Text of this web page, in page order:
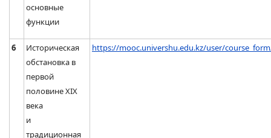
основные
функции
6
Историческая
обстановка в
первой
половине XIX
века
и
традиционная
https://mooc.univershu.edu.kz/user/